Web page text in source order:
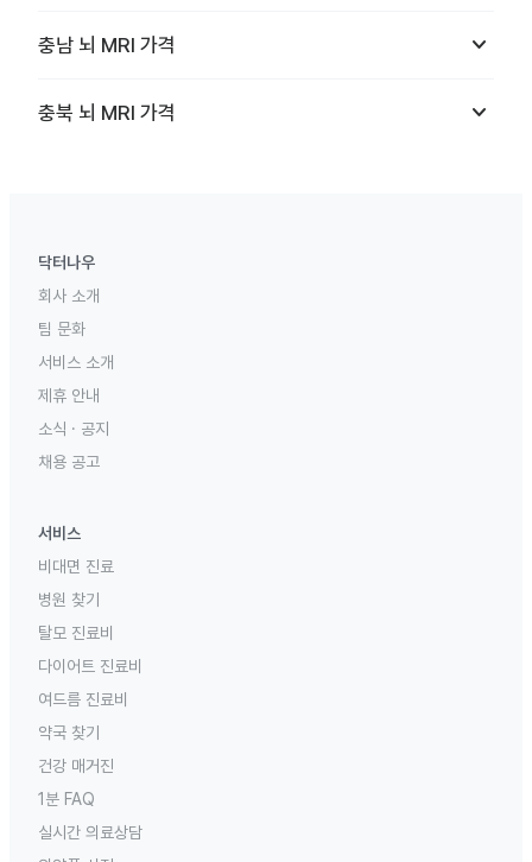
충남 뇌 MRI 가격 keyboard_arrow_down
충북 뇌 MRI 가격 keyboard_arrow_down
닥터나우
회사 소개
팀 문화
서비스 소개
제휴 안내
소식 · 공지
채용 공고
서비스
비대면 진료
병원 찾기
탈모 진료비
다이어트 진료비
여드름 진료비
약국 찾기
건강 매거진
1분 FAQ
실시간 의료상담